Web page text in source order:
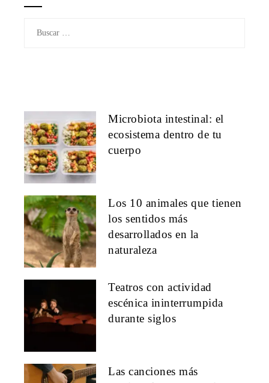
Microbiota intestinal: el
ecosistema dentro de tu
cuerpo
Los 10 animales que tienen
los sentidos más
desarrollados en la
naturaleza
Teatros con actividad
escénica ininterrumpida
durante siglos
Las canciones más